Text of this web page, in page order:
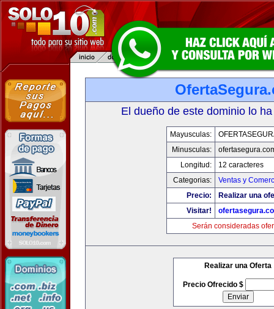
El dueño de este dominio lo
Mayusculas:
Minusculas:
Longitud:
12 caracteres
Categorias:
Ventas y
Precio:
Realizar una
Visitar!
Serán consideradas
Realizar una Oferta
Precio Ofrecido $